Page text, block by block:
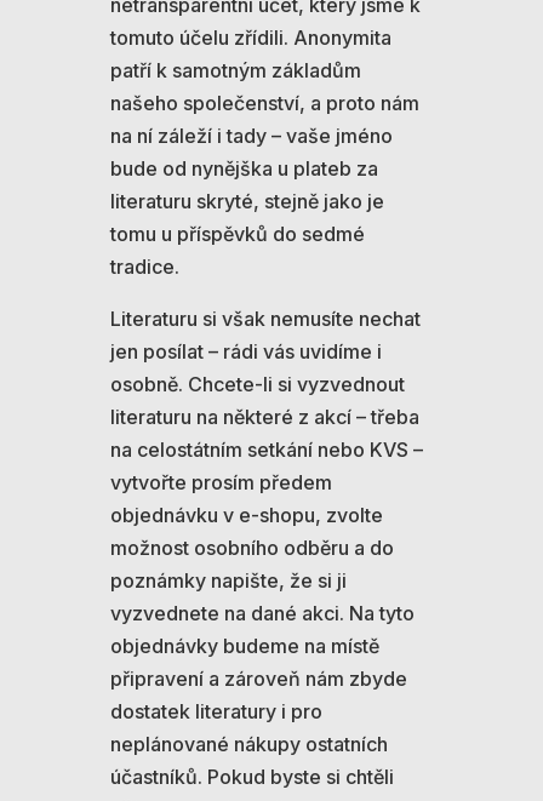
netransparentní účet, který jsme k
tomuto účelu zřídili. Anonymita
patří k samotným základům
našeho společenství, a proto nám
na ní záleží i tady – vaše jméno
bude od nynějška u plateb za
literaturu skryté, stejně jako je
tomu u příspěvků do sedmé
tradice.
Literaturu si však nemusíte nechat
jen posílat – rádi vás uvidíme i
osobně. Chcete-li si vyzvednout
literaturu na některé z akcí – třeba
na celostátním setkání nebo KVS –
vytvořte prosím předem
objednávku v e-shopu, zvolte
možnost osobního odběru a do
poznámky napište, že si ji
vyzvednete na dané akci. Na tyto
objednávky budeme na místě
připravení a zároveň nám zbyde
dostatek literatury i pro
neplánované nákupy ostatních
účastníků. Pokud byste si chtěli